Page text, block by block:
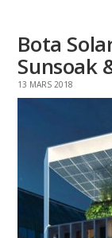
Bota
Sunsoak
13 MARS 2018